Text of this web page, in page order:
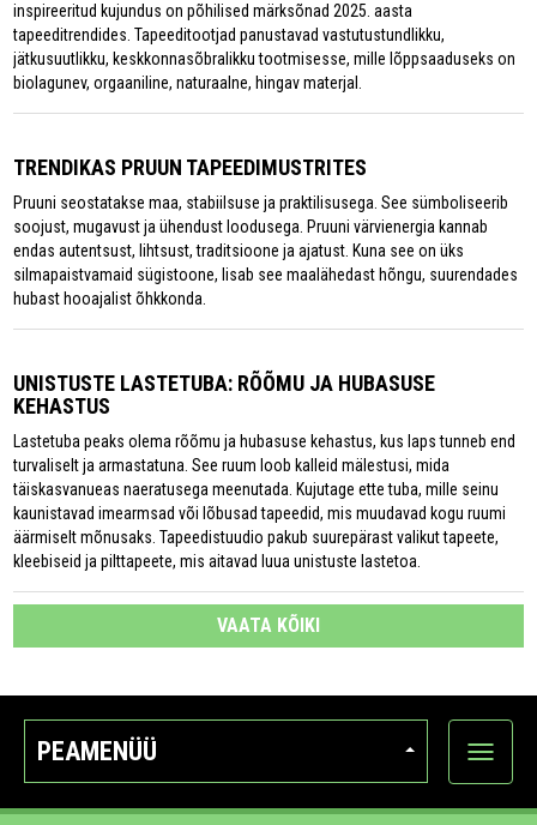
inspireeritud kujundus on põhilised märksõnad 2025. aasta
tapeeditrendides. Tapeeditootjad panustavad vastutustundlikku,
jätkusuutlikku, keskkonnasõbralikku tootmisesse, mille lõppsaaduseks on
biolagunev, orgaaniline, naturaalne, hingav materjal.
TRENDIKAS PRUUN TAPEEDIMUSTRITES
Pruuni seostatakse maa, stabiilsuse ja praktilisusega. See sümboliseerib
soojust, mugavust ja ühendust loodusega. Pruuni värvienergia kannab
endas autentsust, lihtsust, traditsioone ja ajatust. Kuna see on üks
silmapaistvamaid sügistoone, lisab see maalähedast hõngu, suurendades
hubast hooajalist õhkkonda.
UNISTUSTE LASTETUBA: RÕÕMU JA HUBASUSE
KEHASTUS
Lastetuba peaks olema rõõmu ja hubasuse kehastus, kus laps tunneb end
turvaliselt ja armastatuna. See ruum loob kalleid mälestusi, mida
täiskasvanueas naeratusega meenutada. Kujutage ette tuba, mille seinu
kaunistavad imearmsad või lõbusad tapeedid, mis muudavad kogu ruumi
äärmiselt mõnusaks. Tapeedistuudio pakub suurepärast valikut tapeete,
kleebiseid ja pilttapeete, mis aitavad luua unistuste lastetoa.
VAATA KÕIKI
PEAMENÜÜ
Ava